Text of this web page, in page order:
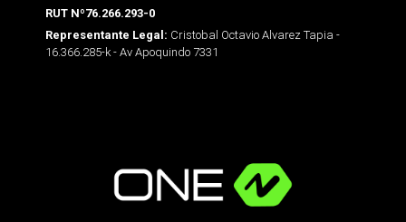
RUT Nº76.266.293-0
Representante Legal: Cristobal Octavio Alvarez Tapia -
16.366.285-k - Av Apoquindo 7331